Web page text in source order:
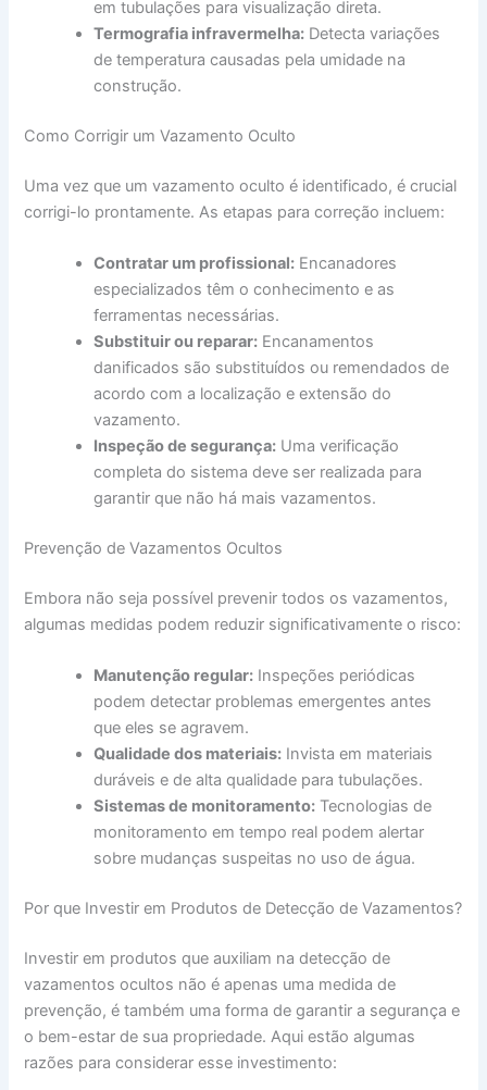
em tubulações para visualização direta.
Termografia infravermelha: Detecta variações
de temperatura causadas pela umidade na
construção.
Como Corrigir um Vazamento Oculto
Uma vez que um vazamento oculto é identificado, é crucial
corrigi-lo prontamente. As etapas para correção incluem:
Contratar um profissional: Encanadores
especializados têm o conhecimento e as
ferramentas necessárias.
Substituir ou reparar: Encanamentos
danificados são substituídos ou remendados de
acordo com a localização e extensão do
vazamento.
Inspeção de segurança: Uma verificação
completa do sistema deve ser realizada para
garantir que não há mais vazamentos.
Prevenção de Vazamentos Ocultos
Embora não seja possível prevenir todos os vazamentos,
algumas medidas podem reduzir significativamente o risco:
Manutenção regular: Inspeções periódicas
podem detectar problemas emergentes antes
que eles se agravem.
Qualidade dos materiais: Invista em materiais
duráveis e de alta qualidade para tubulações.
Sistemas de monitoramento: Tecnologias de
monitoramento em tempo real podem alertar
sobre mudanças suspeitas no uso de água.
Por que Investir em Produtos de Detecção de Vazamentos?
Investir em produtos que auxiliam na detecção de
vazamentos ocultos não é apenas uma medida de
prevenção, é também uma forma de garantir a segurança e
o bem-estar de sua propriedade. Aqui estão algumas
razões para considerar esse investimento: